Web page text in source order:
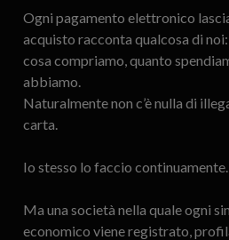
Ogni pagamento elettronico
acquisto racconta qualcosa di
cosa compriamo, quanto
abbiamo.
Naturalmente non c’è nulla di
carta.
Io stesso lo faccio continuamente.
Ma una società nella quale ogni
economico viene registrato,